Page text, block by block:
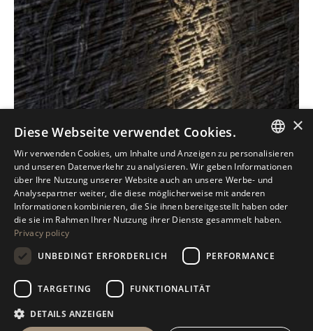
Antolini Luigi
& C. S.p.a.
Gesellschaft nach italienischem Recht
RECHTSSITZ
in der Via Napoleone, 6
VERONA
Firmenregister von Verona
ITALIAN
ENGLISH
SPANISH
RUSSIAN
×
Diese Webseite verwendet Cookies.
Wir verwenden Cookies, um Inhalte und Anzeigen zu personalisieren
und unseren Datenverkehr zu analysieren. Wir geben Informationen
über Ihre Nutzung unserer Website auch an unsere Werbe- und
Analysepartner weiter, die diese möglicherweise mit anderen
Informationen kombinieren, die Sie ihnen bereitgestellt haben oder
die sie im Rahmen Ihrer Nutzung ihrer Dienste gesammelt haben.
Privacy policy
UNBEDINGT ERFORDERLICH
PERFORMANCE
TARGETING FUNKTIONALITÄT
DETAILS ANZEIGEN